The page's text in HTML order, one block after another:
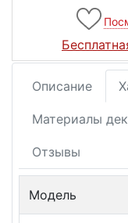
Описание
Материалы
Отзывы
Модель